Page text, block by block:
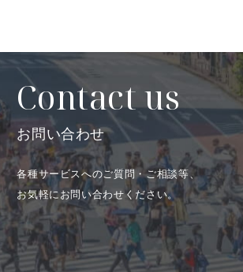
Contact us
お問い合わせ
各種サービスへのご質問・ご相談等、
お気軽にお問い合わせください。